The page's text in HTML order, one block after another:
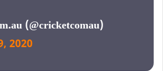
(@cricketcomau)
2020